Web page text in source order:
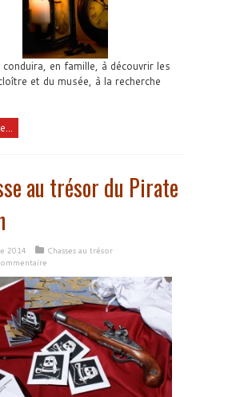
conduira, en famille, à découvrir les
et du musée, à la recherche
au trésor du Pirate
2014
Chasses au trésor